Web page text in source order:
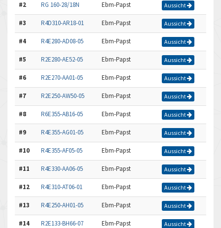
#2 RG 160-28/18N Ebm-Papst Aussicht
#3 R4D310-AR18-01 Ebm-Papst Aussicht
#4 R4E280-AD08-05 Ebm-Papst Aussicht
#5 R2E280-AE52-05 Ebm-Papst Aussicht
#6 R2E270-AA01-05 Ebm-Papst Aussicht
#7 R2E250-AW50-05 Ebm-Papst Aussicht
#8 R6E355-AB16-05 Ebm-Papst Aussicht
#9 R4E355-AG01-05 Ebm-Papst Aussicht
#10 R4E355-AF05-05 Ebm-Papst Aussicht
#11 R4E330-AA06-05 Ebm-Papst Aussicht
#12 R4E310-AT06-01 Ebm-Papst Aussicht
#13 R4E250-AH01-05 Ebm-Papst Aussicht
#14 R2E133-BH66-07 Ebm-Papst Aussicht